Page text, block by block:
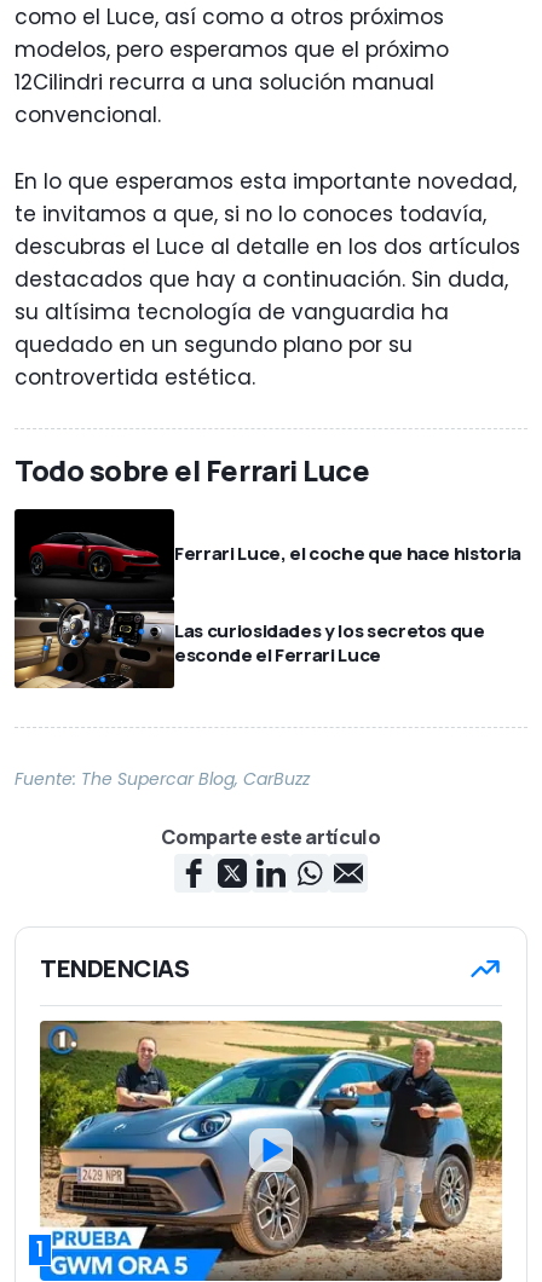
como el Luce, así como a otros próximos
modelos, pero esperamos que el próximo
12Cilindri recurra a una solución manual
convencional.
En lo que esperamos esta importante novedad,
te invitamos a que, si no lo conoces todavía,
descubras el Luce al detalle en los dos artículos
destacados que hay a continuación. Sin duda,
su altísima tecnología de vanguardia ha
quedado en un segundo plano por su
controvertida estética.
Todo sobre el Ferrari Luce
Ferrari Luce, el coche que hace historia
Las curiosidades y los secretos que
esconde el Ferrari Luce
Fuente: The Supercar Blog, CarBuzz
Comparte este artículo
TENDENCIAS
1